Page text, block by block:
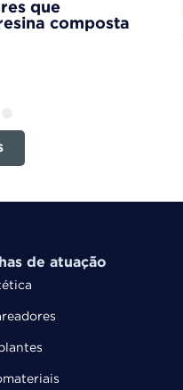
que
composta
de atuação